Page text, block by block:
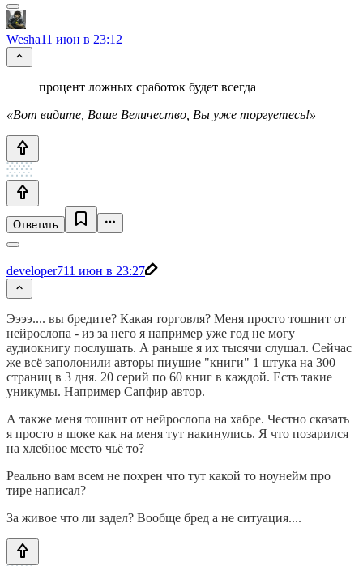
Wesha11 июн в 23:12
процент ложных сработок будет всегда
«Вот видите, Ваше Величество, Вы уже торгуетесь!»
Ответить
developer711 июн в 23:27
Ээээ.... вы бредите? Какая торговля? Меня просто тошнит от
нейрослопа - из за него я например уже год не могу
аудиокнигу послушать. А раньше я их тысячи слушал. Сейчас
же всё заполонили авторы пиушие "книги" 1 штука на 300
страниц в 3 дня. 20 серий по 60 книг в каждой. Есть такие
уникумы. Например Сапфир автор.
А также меня тошнит от нейрослопа на хабре. Честно сказать
я просто в шоке как на меня тут накинулись. Я что позарился
на хлебное место чьё то?
Реально вам всем не похрен что тут какой то ноунейм про
тире написал?
За живое что ли задел? Вообще бред а не ситуация....